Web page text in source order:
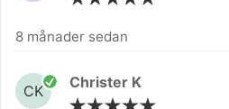
8 månader sedan
CK Christer K